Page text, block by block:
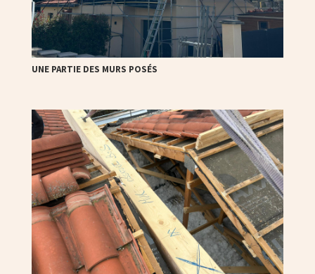
UNE PARTIE DES MURS POSÉS